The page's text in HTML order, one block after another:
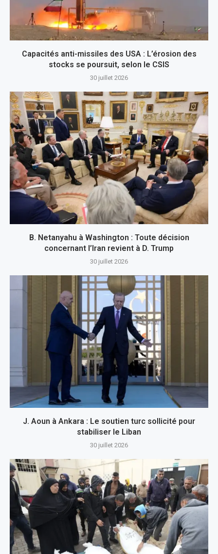
Capacités anti-missiles des USA : L’érosion des
stocks se poursuit, selon le CSIS
30 juillet 2026
B. Netanyahu à Washington : Toute décision
concernant l’Iran revient à D. Trump
30 juillet 2026
J. Aoun à Ankara : Le soutien turc sollicité pour
stabiliser le Liban
30 juillet 2026